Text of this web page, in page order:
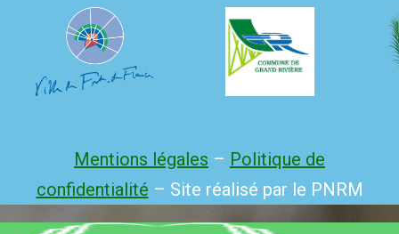
Mentions légales – Politique de
confidentialité – Site réalisé par le PNRM